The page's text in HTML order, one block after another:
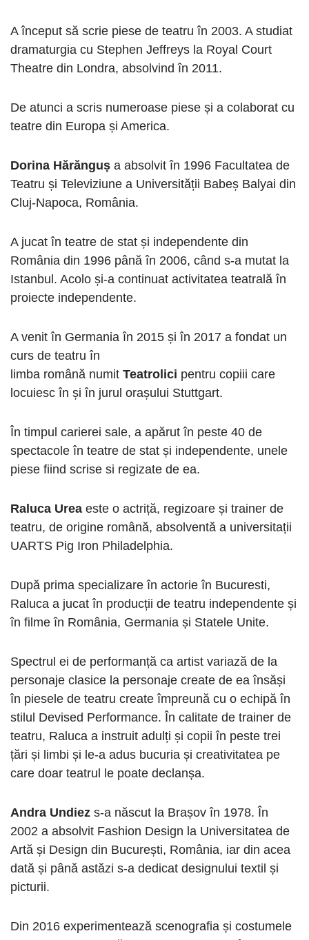
A început să scrie piese de teatru în 2003. A studiat
dramaturgia cu Stephen Jeffreys la Royal Court
Theatre din Londra, absolvind în 2011.
De atunci a scris numeroase piese și a colaborat cu
teatre din Europa și America.
Dorina Hărănguș a absolvit în 1996 Facultatea de
Teatru și Televiziune a Universității Babeș Balyai din
Cluj-Napoca, România.
A jucat în teatre de stat și independente din
România din 1996 până în 2006, când s-a mutat la
Istanbul. Acolo și-a continuat activitatea teatrală în
proiecte independente.
A venit în Germania în 2015 și în 2017 a fondat un
curs de teatru în
limba română numit Teatrolici pentru copiii care
locuiesc în și în jurul orașului Stuttgart.
În timpul carierei sale, a apărut în peste 40 de
spectacole în teatre de stat și independente, unele
piese fiind scrise si regizate de ea.
Raluca Urea este o actriță, regizoare și trainer de
teatru, de origine română, absolventă a universitații
UARTS Pig Iron Philadelphia.
După prima specializare în actorie în Bucuresti,
Raluca a jucat în producții de teatru independente și
în filme în România, Germania și Statele Unite.
Spectrul ei de performanță ca artist variază de la
personaje clasice la personaje create de ea însăși
în piesele de teatru create împreună cu o echipă în
stilul Devised Performance. În calitate de trainer de
teatru, Raluca a instruit adulți și copii în peste trei
țări și limbi și le-a adus bucuria și creativitatea pe
care doar teatrul le poate declanșa.
Andra Undiez s-a născut la Brașov în 1978. În
2002 a absolvit Fashion Design la Universitatea de
Artă și Design din București, România, iar din acea
dată și până astăzi s-a dedicat designului textil și
picturii.
Din 2016 experimentează scenografia și costumele